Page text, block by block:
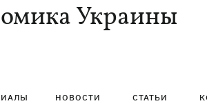
Украины
НОВОСТИ СТАТЬИ